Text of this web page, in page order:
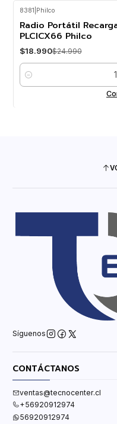
8381 Philco
Radio Portátil
PLCICX66 Philco
$18.990$24.990
Cantidad
Síguenos
CONTÁCTANOS
ventas@tecnocenter.cl
+56920912974
56920912974